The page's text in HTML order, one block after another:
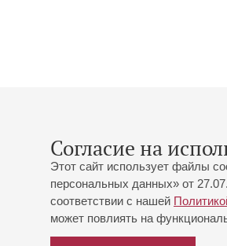
Согласие на
Этот сайт использует файлы
персональных данных» от
соответствии с нашей
может повлиять на